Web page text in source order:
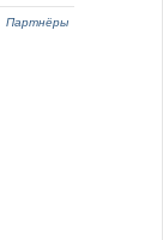
Партнёры